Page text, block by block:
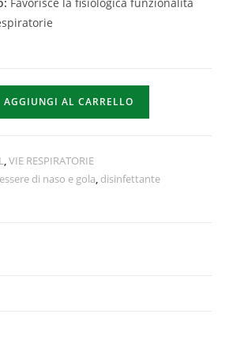
Favorisce la fisiologica funzionalità
AGGIUNGI AL CARRELLO
,VIE RESPIRATORIE
di naso e gola, disinfettante